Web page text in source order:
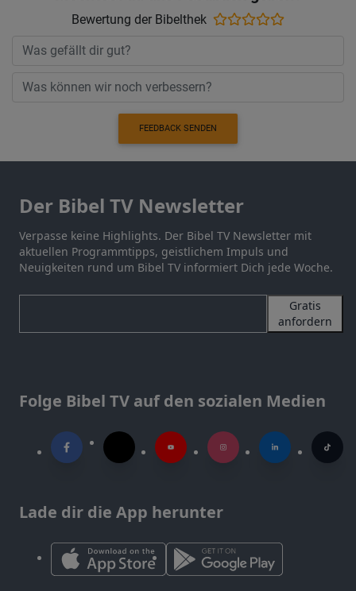
Bewertung der Bibelthek
FEEDBACK SENDEN
Der Bibel TV Newsletter
Verpasse keine Highlights. Der Bibel TV Newsletter mit
aktuellen Programmtipps, geistlichem Impuls und
Neuigkeiten rund um Bibel TV informiert Dich jede Woche.
Gratis
anfordern
Folge Bibel TV auf den sozialen Medien
Lade dir die App herunter